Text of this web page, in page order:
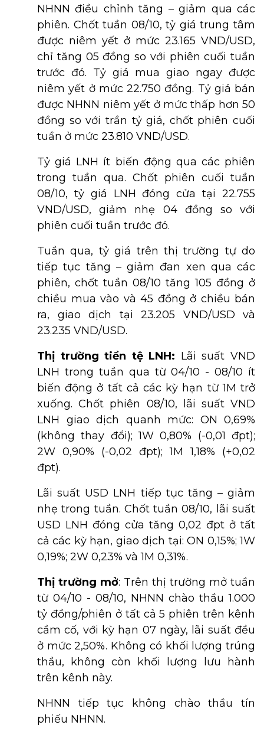
NHNN điều chỉnh tăng – giảm qua các
phiên. Chốt tuần 08/10, tỷ giá trung tâm
được niêm yết ở mức 23.165 VND/USD,
chỉ tăng 05 đồng so với phiên cuối tuần
trước đó. Tỷ giá mua giao ngay được
niêm yết ở mức 22.750 đồng. Tỷ giá bán
được NHNN niêm yết ở mức thấp hơn 50
đồng so với trần tỷ giá, chốt phiên cuối
tuần ở mức 23.810 VND/USD.
Tỷ giá LNH ít biến động qua các phiên
trong tuần qua. Chốt phiên cuối tuần
08/10, tỷ giá LNH đóng cửa tại 22.755
VND/USD, giảm nhẹ 04 đồng so với
phiên cuối tuần trước đó.
Tuần qua, tỷ giá trên thị trường tự do
tiếp tục tăng – giảm đan xen qua các
phiên, chốt tuần 08/10 tăng 105 đồng ở
chiều mua vào và 45 đồng ở chiều bán
ra, giao dịch tại 23.205 VND/USD và
23.235 VND/USD.
Thị trường tiền tệ LNH: Lãi suất VND
LNH trong tuần qua từ 04/10 - 08/10 ít
biến động ở tất cả các kỳ hạn từ 1M trở
xuống. Chốt phiên 08/10, lãi suất VND
LNH giao dịch quanh mức: ON 0,69%
(không thay đổi); 1W 0,80% (-0,01 đpt);
2W 0,90% (-0,02 đpt); 1M 1,18% (+0,02
đpt).
Lãi suất USD LNH tiếp tục tăng – giảm
nhẹ trong tuần. Chốt tuần 08/10, lãi suất
USD LNH đóng cửa tăng 0,02 đpt ở tất
cả các kỳ hạn, giao dịch tại: ON 0,15%; 1W
0,19%; 2W 0,23% và 1M 0,31%.
Thị trường mở: Trên thị trường mở tuần
từ 04/10 - 08/10, NHNN chào thầu 1.000
tỷ đồng/phiên ở tất cả 5 phiên trên kênh
cầm cố, với kỳ hạn 07 ngày, lãi suất đều
ở mức 2,50%. Không có khối lượng trúng
thầu, không còn khối lượng lưu hành
trên kênh này.
NHNN tiếp tục không chào thầu tín
phiếu NHNN.